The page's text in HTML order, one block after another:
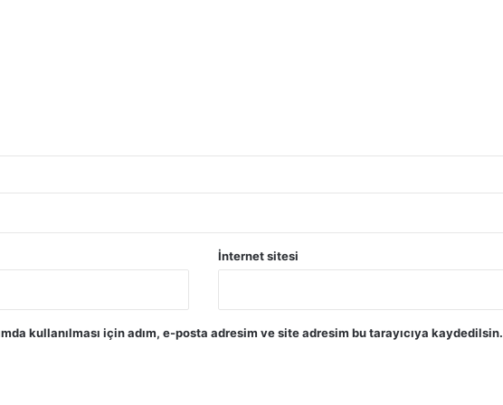
İnternet sitesi
kullanılması için adım, e-posta adresim ve site adresim bu tarayıcıya kaydedilsin.